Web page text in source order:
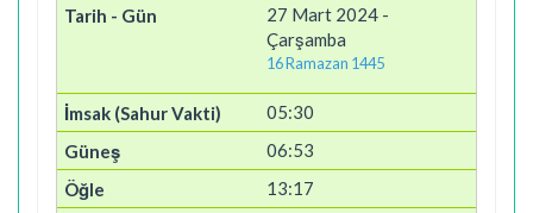
27 Mart 2024 -
Çarşamba
16 Ramazan 1445
05:30
06:53
13:17